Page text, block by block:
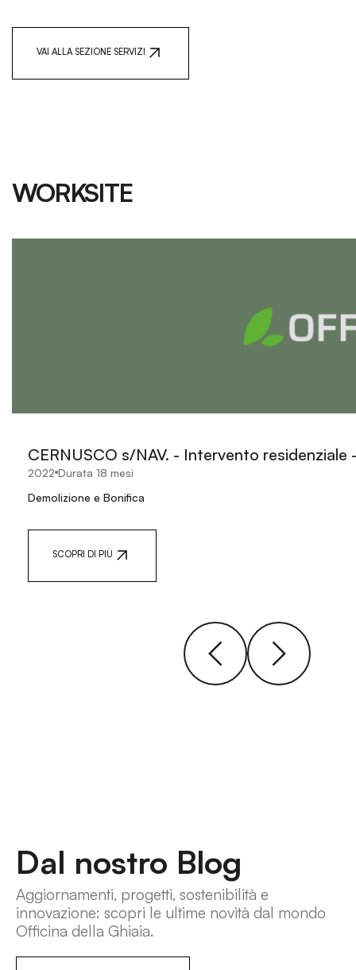
riqualificazioni. Un approccio completo che unisce ingegneria,
sostenibilità e know-how operativo.
VAI ALLA SEZIONE SERVIZI
WORKSITE
CERNUSCO s/NAV. - Intervento
2022 Durata 18 mesi
Demolizione e Bonifica
SCOPRI DI PIÙ
Dal nostro Blog
Aggiornamenti, progetti, sostenibilità e
innovazione: scopri le ultime novità dal mondo
Officina della Ghiaia.